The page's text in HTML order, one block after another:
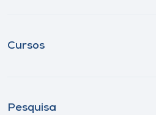
Cursos
Pesquisa